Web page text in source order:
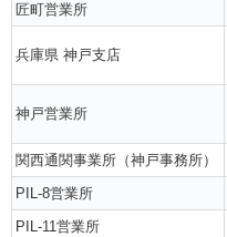
匠町営業所
兵庫県 神戸支店
神戸営業所
関西通関事業所（神戸事務所）
PIL-8営業所
PIL-11営業所